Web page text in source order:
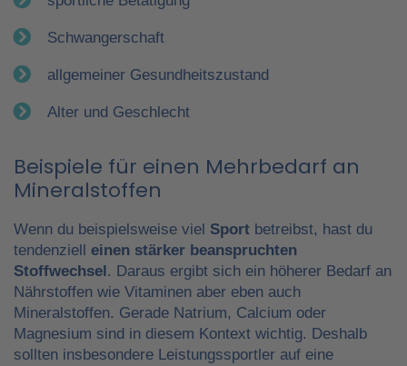
Schwangerschaft
allgemeiner Gesundheitszustand
Alter und Geschlecht
Beispiele für einen Mehrbedarf an
Mineralstoffen
Wenn du beispielsweise viel Sport betreibst, hast du
tendenziell einen stärker beanspruchten
Stoffwechsel. Daraus ergibt sich ein höherer Bedarf an
Nährstoffen wie Vitaminen aber eben auch
Mineralstoffen. Gerade Natrium, Calcium oder
Magnesium sind in diesem Kontext wichtig. Deshalb
sollten insbesondere Leistungssportler auf eine